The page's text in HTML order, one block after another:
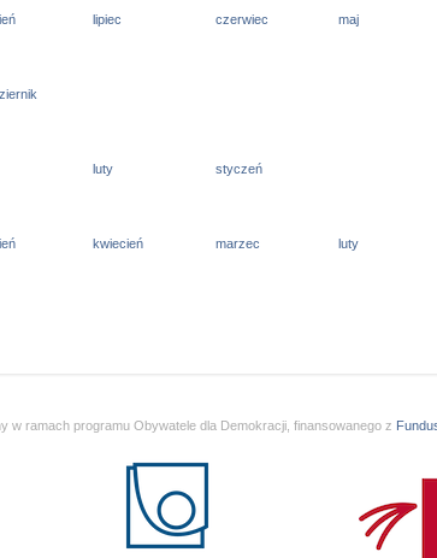
lipiec czerwiec maj
luty styczeń
kwiecień marzec luty
w ramach programu Obywatele dla Demokracji, finansowanego z